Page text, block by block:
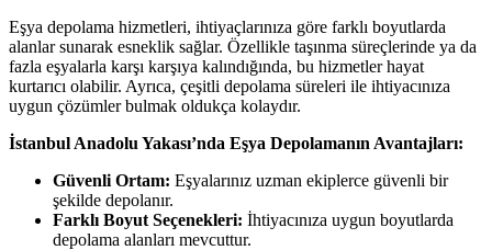
Eşya depolama hizmetleri, ihtiyaçlarınıza göre farklı boyutlarda
alanlar sunarak esneklik sağlar. Özellikle taşınma süreçlerinde ya da
fazla eşyalarla karşı karşıya kalındığında, bu hizmetler hayat
kurtarıcı olabilir. Ayrıca, çeşitli depolama süreleri ile ihtiyacınıza
uygun çözümler bulmak oldukça kolaydır.
İstanbul Anadolu Yakası’nda Eşya Depolamanın Avantajları:
Güvenli Ortam: Eşyalarınız uzman ekiplerce güvenli bir
şekilde depolanır.
Farklı Boyut Seçenekleri: İhtiyacınıza uygun boyutlarda
depolama alanları mevcuttur.